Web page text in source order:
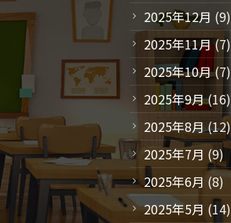
2025年12月 (9)
2025年11月(7)
2025年10月(7)
2025年9月(16)
2025年8月(12)
2025年7月 (9)
2025年6月 (8)
2025年5月 (14)